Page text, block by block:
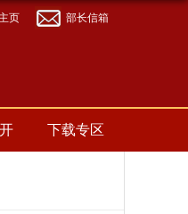
部长信箱
页
下载专区